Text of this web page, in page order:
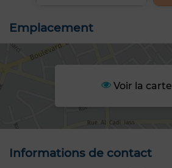
Emplacement
Voir la carte
Informations de contact